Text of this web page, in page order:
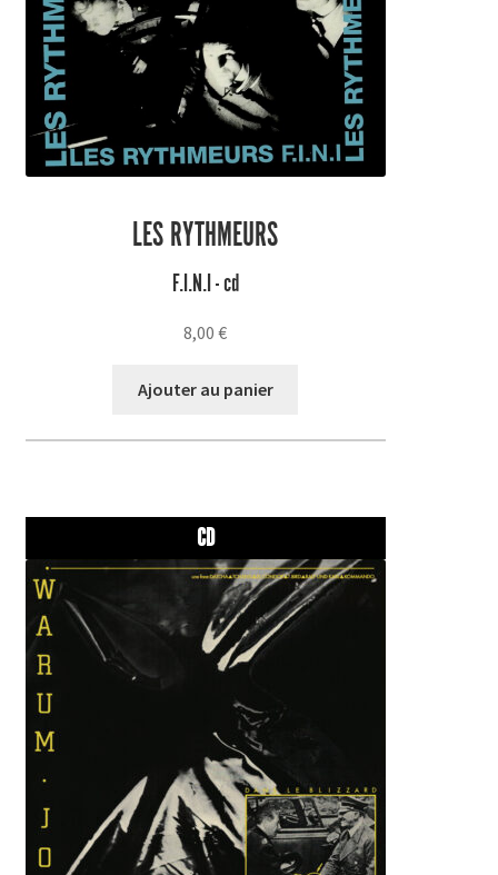
LES RYTHMEURS
F.I.N.I - cd
8,00€
Ajouter au panier
CD